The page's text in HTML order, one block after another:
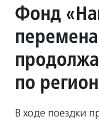
Фонд
по
В ходе поездки